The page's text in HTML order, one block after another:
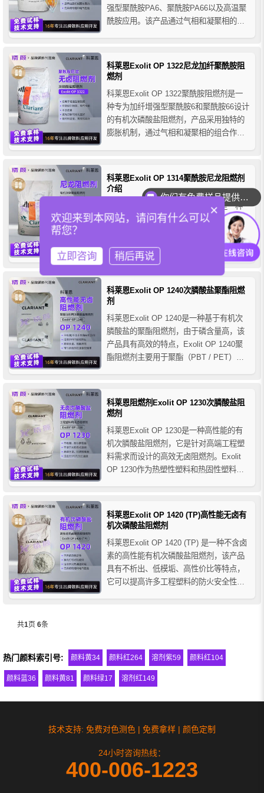
强型聚酰胺PA6、聚酰胺PA66以及高温聚
酰胺应用。该产品通过气相和凝聚相的组
的加工窗口，可助力电动汽车行业实现更
高电压的充电，加快充电速度，满足该行
科莱恩Exolit OP 1322尼龙加纤聚酰胺阻
燃剂
科莱恩Exolit OP 1322聚酰胺阻燃剂是一
种专为加纤增强型聚酰胺6和聚酰胺66设计
的有机次磷酸盐阻燃剂，产品采用独特的
膨胀机制，通过气相和凝聚相的组合作用
性能，它是实现安全、高效阻燃效果的理
想选择，广泛应用于电子、电缆及其他工
程塑料领域。
科莱恩Exolit OP 1314聚酰胺尼龙阻燃剂
介绍
科莱恩Exolit OP 1314尼龙阻燃剂是一种
基于有机次磷酸盐的无卤阻燃剂，其通过
发泡实现阻燃效果，当含有Exolit OP
1314阻燃剂的热塑性聚合物遇火发泡并交
联，从而在表面形成稳定的焦化层作为屏
障，保护层具有隔热效果，可减少氧气进
入并防止熔融聚合物滴落。
科莱恩Exolit OP 1240次膦酸盐聚酯阻燃
剂
科莱恩Exolit OP 1240是一种基于有机次
膦酸盐的聚酯阻燃剂，由于磷含量高，该
产品具有高效的特点，Exolit OP 1240聚
酯阻燃剂主要用于聚酯（PBT / PET）和
消费品或工业产品的阻燃部件。
科莱恩阻燃剂Exolit OP 1230次膦酸盐阻
燃剂
科莱恩Exolit OP 1230是一种高性能的有
机次膦酸盐阻燃剂，它是针对高端工程塑
料需求而设计的高效无卤阻燃剂。Exolit
OP 1230作为热塑性塑料和热固性塑料的
料，尤其是聚酰胺尼龙的应用，在阻燃聚
酰胺化合物中表现出非常好的物理性能和
科莱恩Exolit OP 1420 (TP)高性能无卤有
机次磷酸盐阻燃剂
科莱恩Exolit OP 1420 (TP) 是一种不含卤
素的高性能有机次磷酸盐阻燃剂，该产品
具有不析出、低模垢、高性价比等特点，
它可以提高许多工程塑料的防火安全性。
共1页 6条
热门颜料索引号: 颜料黄34 颜料红264 溶剂紫59 颜料红104
颜料蓝36 颜料黄81 颜料绿17 溶剂红149
技术支持: 免费对色测色 | 免费拿样 | 颜色定制
24小时咨询热线：
400-006-1223
你们有免费样品提供吗？
×
欢迎来到本网站，请问有什么可以
帮您？
立即咨询 稍后再说